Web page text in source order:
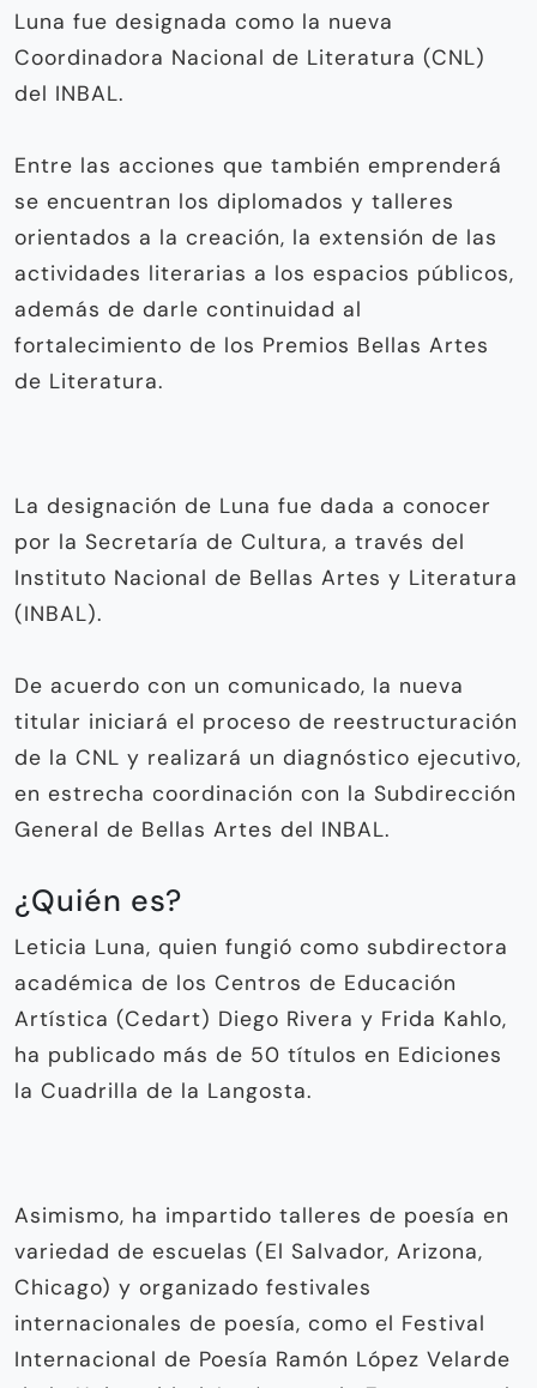
Luna fue designada como la nueva
Coordinadora Nacional de Literatura (CNL)
del INBAL.
Entre las acciones que también emprenderá
se encuentran los diplomados y talleres
orientados a la creación, la extensión de las
actividades literarias a los espacios públicos,
además de darle continuidad al
fortalecimiento de los Premios Bellas Artes
de Literatura.
La designación de Luna fue dada a conocer
por la Secretaría de Cultura, a través del
Instituto Nacional de Bellas Artes y Literatura
(INBAL).
De acuerdo con un comunicado, la nueva
titular iniciará el proceso de reestructuración
de la CNL y realizará un diagnóstico ejecutivo,
en estrecha coordinación con la Subdirección
General de Bellas Artes del INBAL.
¿Quién es?
Leticia Luna, quien fungió como subdirectora
académica de los Centros de Educación
Artística (Cedart) Diego Rivera y Frida Kahlo,
ha publicado más de 50 títulos en Ediciones
la Cuadrilla de la Langosta.
Asimismo, ha impartido talleres de poesía en
variedad de escuelas (El Salvador, Arizona,
Chicago) y organizado festivales
internacionales de poesía, como el Festival
Internacional de Poesía Ramón López Velarde